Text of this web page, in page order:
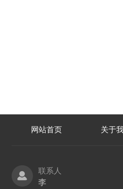
网站首页 关于
联系人
李